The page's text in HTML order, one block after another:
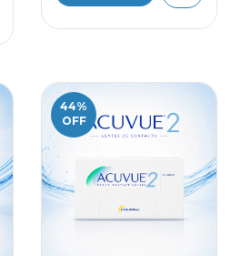
44%
OFF